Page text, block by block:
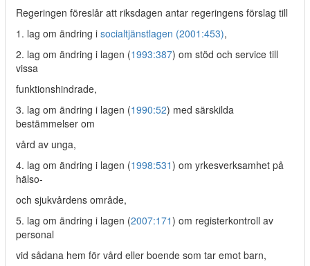
Regeringen föreslår att riksdagen antar regeringens förslag till
1. lag om ändring i socialtjänstlagen (2001:453),
2. lag om ändring i lagen (1993:387) om stöd och service till
vissa
funktionshindrade,
3. lag om ändring i lagen (1990:52) med särskilda
bestämmelser om
vård av unga,
4. lag om ändring i lagen (1998:531) om yrkesverksamhet på
hälso-
och sjukvårdens område,
5. lag om ändring i lagen (2007:171) om registerkontroll av
personal
vid sådana hem för vård eller boende som tar emot barn,